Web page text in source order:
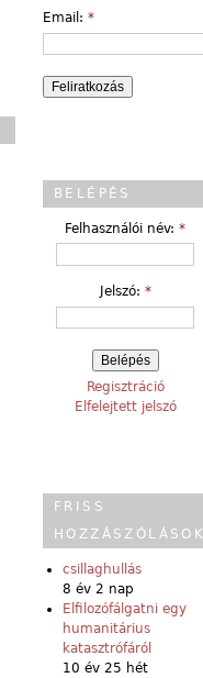
Email: *
BELÉPÉS
Felhasználói név: *
Jelszó: *
Regisztráció
Elfelejtett jelszó
FRISS
HOZZÁSZÓLÁSOK
csillaghullás
8 év 2 nap
Elfilozófálgatni egy
humanitárius
katasztrófáról
10 év 25 hét